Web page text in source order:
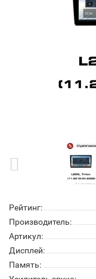
Рейтинг:
Производитель:
Артикул:
Дисплей:
Память: